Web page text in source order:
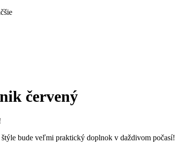
červený
bude veľmi praktický doplnok v daždivom počasí!